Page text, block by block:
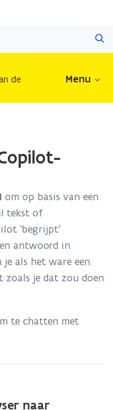
de
Menu
om op basis van een
tekst of
‘begrijpt’
antwoord in
je als het ware een
zoals je dat zou doen
te chatten met
naar